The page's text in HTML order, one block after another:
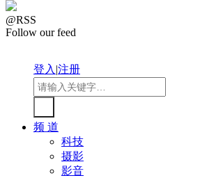
@RSS
Follow our feed
登入|注册
频 道
科技
摄影
影音